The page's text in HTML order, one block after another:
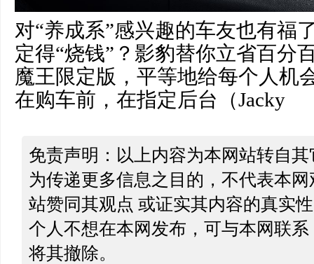
对“养成系”感兴趣的车友也有福
定得“烧钱”？影豹替你立省百分
魔王限定版，平等地给每个人机
在购车前，在指定后台（Jacky
免责声明：以上内容为本网站转自
为传递更多信息之目的，不代表本
站赞同其观点 或证实其内容的真实
个人不想在本网发布，可与本网联
将其撤除。